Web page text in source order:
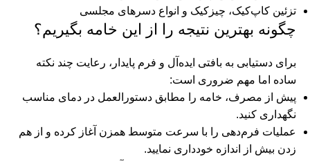
تزئین کاپ‌کیک، چیزکیک و انواع دسرهای مجلسی
چگونه بهترین نتیجه را از این خامه بگیریم؟
برای دستیابی به بافتی ایده‌آل و فرم پایدار، رعایت چند نکته
ساده اما مهم ضروری است:
پیش از مصرف، خامه را مطابق دستورالعمل در دمای مناسب
نگهداری کنید.
عملیات فرم‌دهی را با سرعت متوسط همزن آغاز کرده و از هم
زدن بیش از اندازه خودداری نمایید.